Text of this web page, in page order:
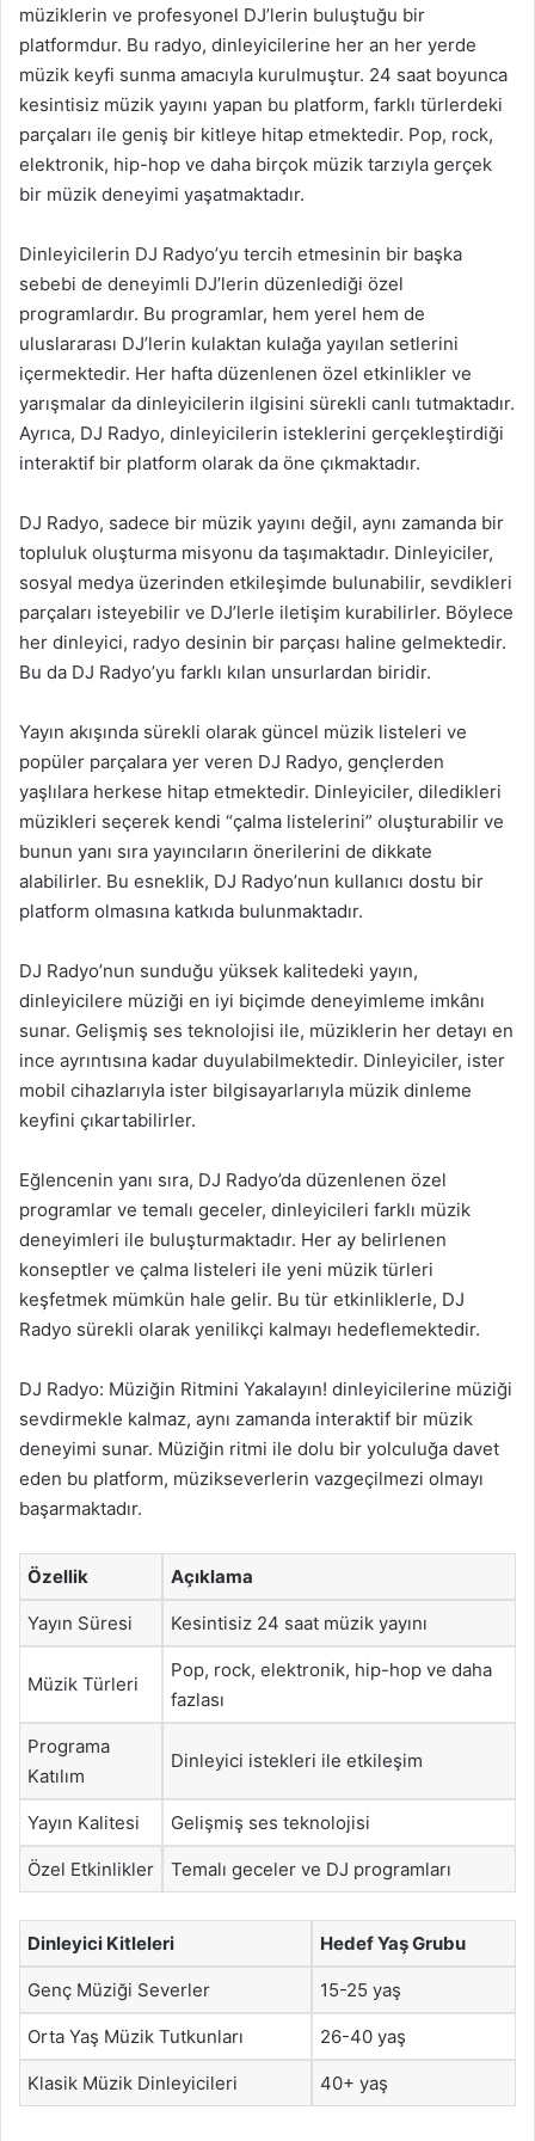
müziklerin ve profesyonel DJ’lerin buluştuğu bir
platformdur. Bu radyo, dinleyicilerine her an her yerde
müzik keyfi sunma amacıyla kurulmuştur. 24 saat boyunca
kesintisiz müzik yayını yapan bu platform, farklı türlerdeki
parçaları ile geniş bir kitleye hitap etmektedir. Pop, rock,
elektronik, hip-hop ve daha birçok müzik tarzıyla gerçek
bir müzik deneyimi yaşatmaktadır.
Dinleyicilerin DJ Radyo’yu tercih etmesinin bir başka
sebebi de deneyimli DJ’lerin düzenlediği özel
programlardır. Bu programlar, hem yerel hem de
uluslararası DJ’lerin kulaktan kulağa yayılan setlerini
içermektedir. Her hafta düzenlenen özel etkinlikler ve
yarışmalar da dinleyicilerin ilgisini sürekli canlı tutmaktadır.
Ayrıca, DJ Radyo, dinleyicilerin isteklerini gerçekleştirdiği
interaktif bir platform olarak da öne çıkmaktadır.
DJ Radyo, sadece bir müzik yayını değil, aynı zamanda bir
topluluk oluşturma misyonu da taşımaktadır. Dinleyiciler,
sosyal medya üzerinden etkileşimde bulunabilir, sevdikleri
parçaları isteyebilir ve DJ’lerle iletişim kurabilirler. Böylece
her dinleyici, radyo desinin bir parçası haline gelmektedir.
Bu da DJ Radyo’yu farklı kılan unsurlardan biridir.
Yayın akışında sürekli olarak güncel müzik listeleri ve
popüler parçalara yer veren DJ Radyo, gençlerden
yaşlılara herkese hitap etmektedir. Dinleyiciler, diledikleri
müzikleri seçerek kendi “çalma listelerini” oluşturabilir ve
bunun yanı sıra yayıncıların önerilerini de dikkate
alabilirler. Bu esneklik, DJ Radyo’nun kullanıcı dostu bir
platform olmasına katkıda bulunmaktadır.
DJ Radyo’nun sunduğu yüksek kalitedeki yayın,
dinleyicilere müziği en iyi biçimde deneyimleme imkânı
sunar. Gelişmiş ses teknolojisi ile, müziklerin her detayı en
ince ayrıntısına kadar duyulabilmektedir. Dinleyiciler, ister
mobil cihazlarıyla ister bilgisayarlarıyla müzik dinleme
keyfini çıkartabilirler.
Eğlencenin yanı sıra, DJ Radyo’da düzenlenen özel
programlar ve temalı geceler, dinleyicileri farklı müzik
deneyimleri ile buluşturmaktadır. Her ay belirlenen
konseptler ve çalma listeleri ile yeni müzik türleri
keşfetmek mümkün hale gelir. Bu tür etkinliklerle, DJ
Radyo sürekli olarak yenilikçi kalmayı hedeflemektedir.
DJ Radyo: Müziğin Ritmini Yakalayın! dinleyicilerine müziği
sevdirmekle kalmaz, aynı zamanda interaktif bir müzik
deneyimi sunar. Müziğin ritmi ile dolu bir yolculuğa davet
eden bu platform, müzikseverlerin vazgeçilmezi olmayı
başarmaktadır.
Özellik Açıklama
Yayın Süresi Kesintisiz 24 saat müzik yayını
Müzik Türleri
Pop, rock, elektronik, hip-hop ve daha
fazlası
Programa
Katılım
Dinleyici istekleri ile etkileşim
Yayın Kalitesi Gelişmiş ses teknolojisi
Özel Etkinlikler Temalı geceler ve DJ programları
Dinleyici Kitleleri Hedef Yaş Grubu
Genç Müziği Severler 15-25 yaş
Orta Yaş Müzik Tutkunları 26-40 yaş
Klasik Müzik Dinleyicileri 40+ yaş